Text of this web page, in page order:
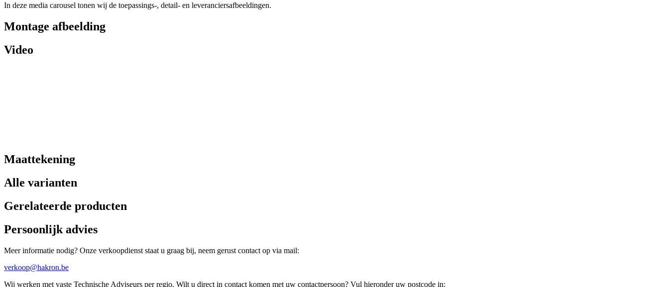
In deze media carousel tonen wij de toepassings-, detail- en leveranciersafbeeldingen.
Montage afbeelding
Video
Maattekening
Alle varianten
Gerelateerde producten
Persoonlijk advies
Meer informatie nodig? Onze verkoopdienst staat u graag bij, neem gerust contact op via mail:
verkoop@hakron.be
Wij werken met vaste Technische Adviseurs per regio. Wilt u direct in contact komen met uw contactpersoon? Vul hieronder uw postcode in: